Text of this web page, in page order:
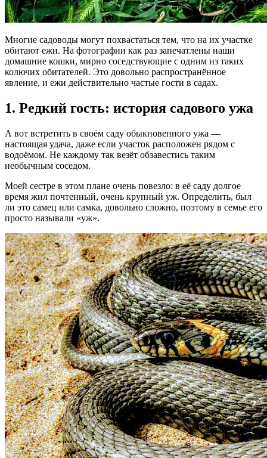
Многие садоводы могут похвастаться тем, что на их участке
обитают ежи. На фотографии как раз запечатлены наши
домашние кошки, мирно соседствующие с одним из таких
колючих обитателей. Это довольно распространённое
явление, и ежи действительно частые гости в садах.
1. Редкий гость: история садового ужа
А вот встретить в своём саду обыкновенного ужа —
настоящая удача, даже если участок расположен рядом с
водоёмом. Не каждому так везёт обзавестись таким
необычным соседом.
Моей сестре в этом плане очень повезло: в её саду долгое
время жил почтенный, очень крупный уж. Определить, был
ли это самец или самка, довольно сложно, поэтому в семье его
просто называли «уж».